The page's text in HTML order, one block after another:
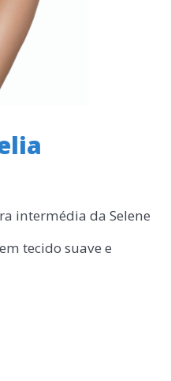
intermédia da Selene
tecido suave e